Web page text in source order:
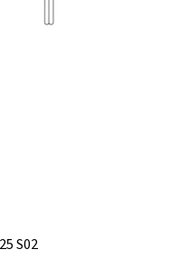
S02